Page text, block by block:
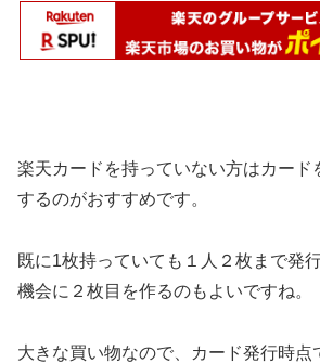
楽天カードを持っていない方はカード
するのがおすすめです。
既に1枚持っていても１人２枚まで発
機会に２枚目を作るのもよいですね。
大きな買い物なので、カード発行時点